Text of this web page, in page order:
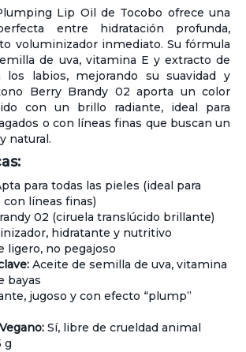
Lip Oil de Tocobo ofrece una
entre hidratación profunda,
voluminizador inmediato. Su fórmula
de uva, vitamina E y extracto de
los labios, mejorando su suavidad y
Berry Brandy 02 aporta un color
con un brillo radiante, ideal para
o con líneas finas que buscan un
natural.
para todas las pieles (ideal para
con líneas finas)
02 (ciruela translúcido brillante)
hidratante y nutritivo
ligero, no pegajoso
Aceite de semilla de uva, vitamina
bayas
jugoso y con efecto “plump”
Sí, libre de crueldad animal
g